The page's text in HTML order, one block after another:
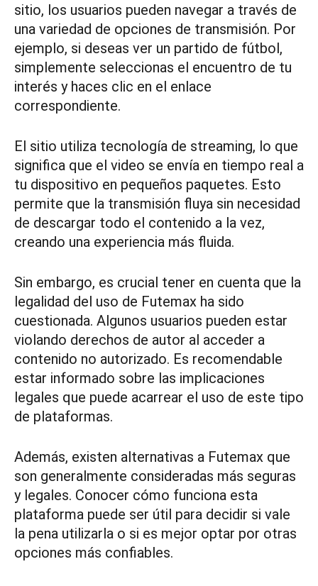
sitio, los usuarios pueden navegar a través de
una variedad de opciones de transmisión. Por
ejemplo, si deseas ver un partido de fútbol,
simplemente seleccionas el encuentro de tu
interés y haces clic en el enlace
correspondiente.
El sitio utiliza tecnología de streaming, lo que
significa que el video se envía en tiempo real a
tu dispositivo en pequeños paquetes. Esto
permite que la transmisión fluya sin necesidad
de descargar todo el contenido a la vez,
creando una experiencia más fluida.
Sin embargo, es crucial tener en cuenta que la
legalidad del uso de Futemax ha sido
cuestionada. Algunos usuarios pueden estar
violando derechos de autor al acceder a
contenido no autorizado. Es recomendable
estar informado sobre las implicaciones
legales que puede acarrear el uso de este tipo
de plataformas.
Además, existen alternativas a Futemax que
son generalmente consideradas más seguras
y legales. Conocer cómo funciona esta
plataforma puede ser útil para decidir si vale
la pena utilizarla o si es mejor optar por otras
opciones más confiables.